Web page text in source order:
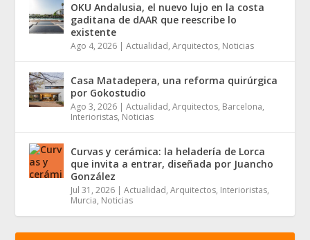
OKU Andalusia, el nuevo lujo en la costa
gaditana de dAAR que reescribe lo
existente
Ago 4, 2026 |Actualidad,Arquitectos, Noticias
Casa Matadepera, una reforma quirúrgica
por Gokostudio
Ago 3, 2026 |Actualidad,Arquitectos, Barcelona,
Interioristas, Noticias
Curvas y cerámica: la heladería de Lorca
que invita a entrar, diseñada por Juancho
González
Jul 31, 2026 |Actualidad,Arquitectos, Interioristas,
Murcia, Noticias